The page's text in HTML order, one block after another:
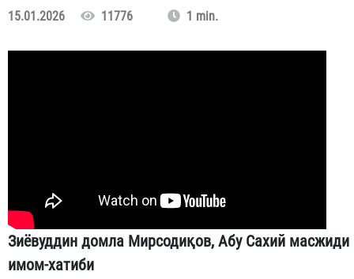
15.01.2026 11776 1 min.
Зиёвуддин домла Мирсодиқов, Абу Сахий масжиди
имом-хатиби